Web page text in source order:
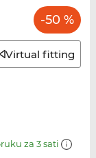
-50 %
Virtual fitting
za 3 sati